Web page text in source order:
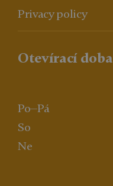
Privacy policy
Otevírací doba
Po—Pá
So
Ne